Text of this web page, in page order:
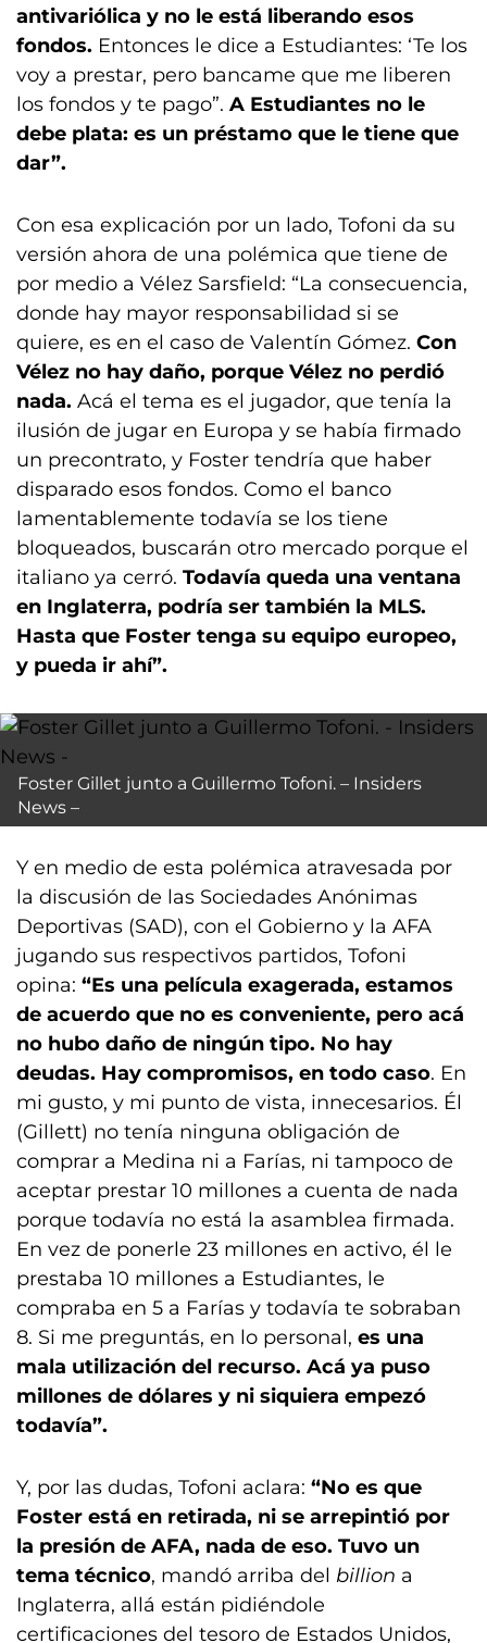
antivariólica y no le está liberando esos
fondos. Entonces le dice a Estudiantes: ‘Te los
voy a prestar, pero bancame que me liberen
los fondos y te pago”. A Estudiantes no le
debe plata: es un préstamo que le tiene que
dar”.
Con esa explicación por un lado, Tofoni da su
versión ahora de una polémica que tiene de
por medio a Vélez Sarsfield: “La consecuencia,
donde hay mayor responsabilidad si se
quiere, es en el caso de Valentín Gómez. Con
Vélez no hay daño, porque Vélez no perdió
nada. Acá el tema es el jugador, que tenía la
ilusión de jugar en Europa y se había firmado
un precontrato, y Foster tendría que haber
disparado esos fondos. Como el banco
lamentablemente todavía se los tiene
bloqueados, buscarán otro mercado porque el
italiano ya cerró. Todavía queda una ventana
en Inglaterra, podría ser también la MLS.
Hasta que Foster tenga su equipo europeo,
y pueda ir ahí”.
Foster Gillet junto a Guillermo Tofoni. – Insiders
News –
Y en medio de esta polémica atravesada por
la discusión de las Sociedades Anónimas
Deportivas (SAD), con el Gobierno y la AFA
jugando sus respectivos partidos, Tofoni
opina: “Es una película exagerada, estamos
de acuerdo que no es conveniente, pero acá
no hubo daño de ningún tipo. No hay
deudas. Hay compromisos, en todo caso. En
mi gusto, y mi punto de vista, innecesarios. Él
(Gillett) no tenía ninguna obligación de
comprar a Medina ni a Farías, ni tampoco de
aceptar prestar 10 millones a cuenta de nada
porque todavía no está la asamblea firmada.
En vez de ponerle 23 millones en activo, él le
prestaba 10 millones a Estudiantes, le
compraba en 5 a Farías y todavía te sobraban
8. Si me preguntás, en lo personal, es una
mala utilización del recurso. Acá ya puso
millones de dólares y ni siquiera empezó
todavía”.
Y, por las dudas, Tofoni aclara: “No es que
Foster está en retirada, ni se arrepintió por
la presión de AFA, nada de eso. Tuvo un
tema técnico, mandó arriba del billion a
Inglaterra, allá están pidiéndole
certificaciones del tesoro de Estados Unidos,